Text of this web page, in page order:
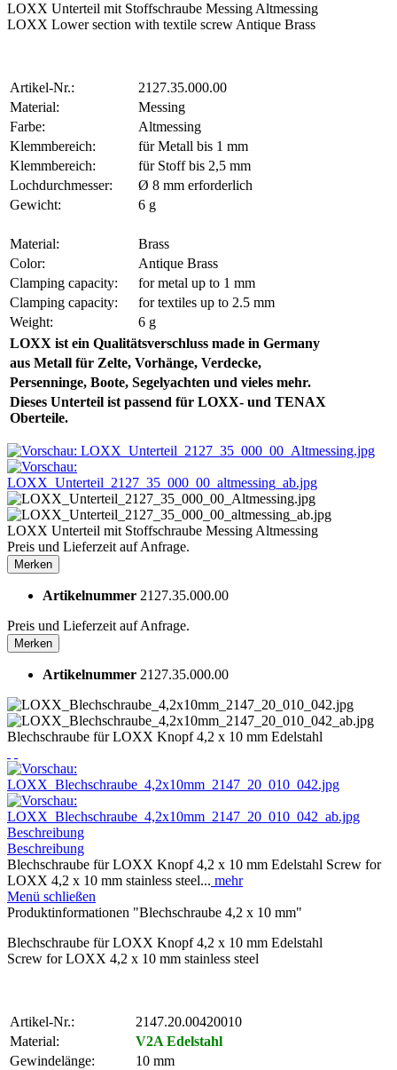
LOXX Unterteil mit Stoffschraube Messing Altmessing
LOXX Lower section with textile screw Antique Brass
Artikel-Nr.:
2127.35.000.00
Material:
Messing
Farbe:
Altmessing
Klemmbereich:
für Metall bis 1 mm
Klemmbereich:
für Stoff bis 2,5 mm
Lochdurchmesser:
Ø 8 mm erforderlich
Gewicht:
6 g
Material:
Brass
Color:
Antique Brass
Clamping capacity:
for metal up to 1 mm
Clamping capacity:
for textiles up to 2.5 mm
Weight:
6 g
LOXX ist ein Qualitätsverschluss made in Germany
aus Metall für Zelte, Vorhänge, Verdecke,
Persenninge, Boote, Segelyachten und vieles mehr.
Dieses Unterteil ist passend für LOXX- und TENAX
Oberteile.
LOXX Unterteil mit Stoffschraube Messing Altmessing
Preis und Lieferzeit auf Anfrage.
Merken
Artikelnummer 2127.35.000.00
Preis und Lieferzeit auf Anfrage.
Merken
Artikelnummer 2127.35.000.00
Blechschraube für LOXX Knopf 4,2 x 10 mm Edelstahl
Beschreibung
Beschreibung
Blechschraube für LOXX Knopf 4,2 x 10 mm Edelstahl Screw for
LOXX 4,2 x 10 mm stainless steel... mehr
Menü schließen
Produktinformationen "Blechschraube 4,2 x 10 mm"
Blechschraube für LOXX Knopf 4,2 x 10 mm Edelstahl
Screw for LOXX 4,2 x 10 mm stainless steel
Artikel-Nr.:
2147.20.00420010
Material:
V2A Edelstahl
Gewindelänge:
10 mm